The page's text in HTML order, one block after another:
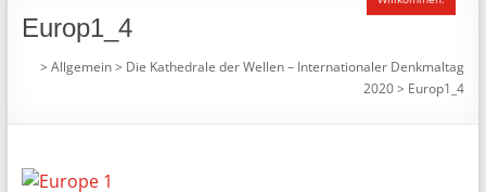
Europ1_4
>Allgemein> Die Kathedrale der Wellen – Internationaler Denkmaltag
2020> Europ1_4